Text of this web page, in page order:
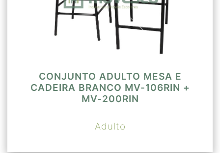
CONJUNTO ADULTO MESA E
CADEIRA BRANCO MV-106RIN +
MV-200RIN
Adulto